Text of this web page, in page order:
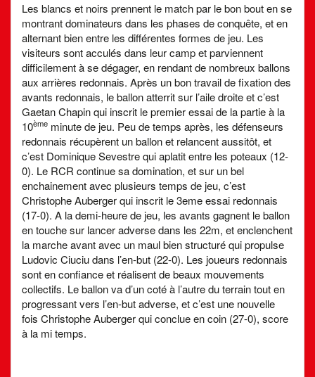
Les blancs et noirs prennent le match par le bon bout en se
montrant dominateurs dans les phases de conquête, et en
alternant bien entre les différentes formes de jeu. Les
visiteurs sont acculés dans leur camp et parviennent
difficilement à se dégager, en rendant de nombreux ballons
aux arrières redonnais. Après un bon travail de fixation des
avants redonnais, le ballon atterrit sur l’aile droite et c’est
Gaetan Chapin qui inscrit le premier essai de la partie à la
10ème minute de jeu. Peu de temps après, les défenseurs
redonnais récupèrent un ballon et relancent aussitôt, et
c’est Dominique Sevestre qui aplatit entre les poteaux (12-
0). Le RCR continue sa domination, et sur un bel
enchainement avec plusieurs temps de jeu, c’est
Christophe Auberger qui inscrit le 3eme essai redonnais
(17-0). A la demi-heure de jeu, les avants gagnent le ballon
en touche sur lancer adverse dans les 22m, et enclenchent
la marche avant avec un maul bien structuré qui propulse
Ludovic Ciuciu dans l’en-but (22-0). Les joueurs redonnais
sont en confiance et réalisent de beaux mouvements
collectifs. Le ballon va d’un coté à l’autre du terrain tout en
progressant vers l’en-but adverse, et c’est une nouvelle
fois Christophe Auberger qui conclue en coin (27-0), score
à la mi temps.